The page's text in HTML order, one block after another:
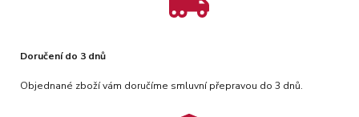
Doručení do 3 dnů
Objednané zboží vám doručíme smluvní přepravou do 3 dnů.